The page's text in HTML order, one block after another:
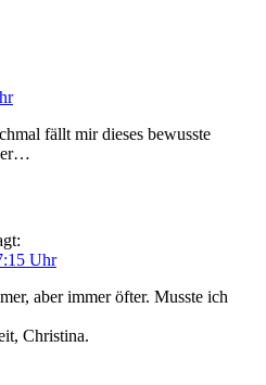
fällt mir dieses bewusste
Uhr
aber immer öfter. Musste ich
Christina.